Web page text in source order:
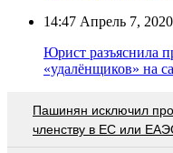
14:47 Апрель 7, 2020
Юрист разъяснила
«удалёнщиков» на
Пашинян исключил
членству в ЕС или